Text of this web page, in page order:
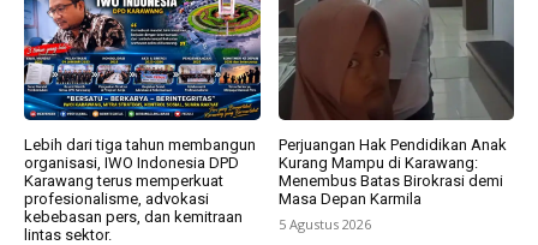
Lebih dari tiga tahun membangun
organisasi, IWO Indonesia DPD
Karawang terus memperkuat
profesionalisme, advokasi
kebebasan pers, dan kemitraan
lintas sektor.
Perjuangan Hak Pendidikan Anak
Kurang Mampu di Karawang:
Menembus Batas Birokrasi demi
Masa Depan Karmila
5 Agustus 2026